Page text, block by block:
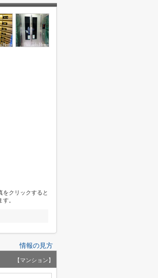
クリックすると
。
情報の見方
【マンション】